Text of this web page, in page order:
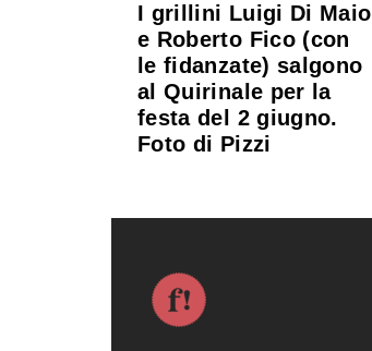
I grillini Luigi Di Maio
e Roberto Fico (con
le fidanzate) salgono
al Quirinale per la
festa del 2 giugno.
Foto di Pizzi